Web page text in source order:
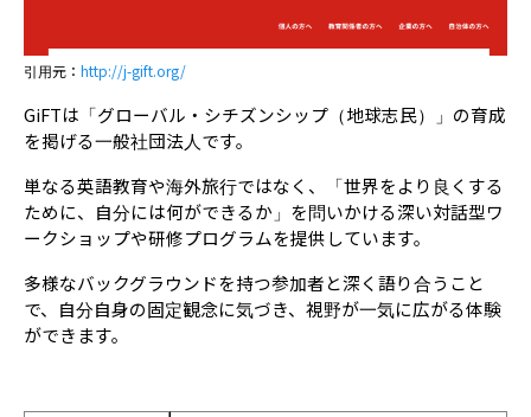
引用元： http://j-gift.org/
GiFTは「グローバル・シチズンシップ（地球志民）」の育成
を掲げる一般社団法人です。
単なる英語教育や海外旅行ではなく、「世界をより良くする
ために、自分には何ができるか」を問いかける深い対話型ワ
ークショップや研修プログラムを提供しています。
多様なバックグラウンドを持つ参加者と深く語り合うこと
で、自分自身の固定観念に気づき、視野が一気に広がる体験
ができます。